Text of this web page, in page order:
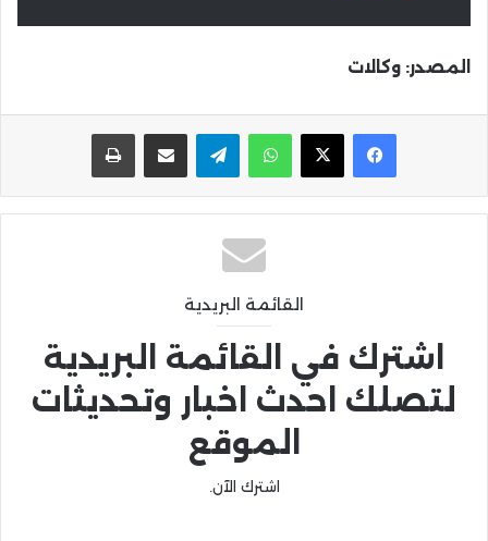
المصدر: وكالات
واتساب تيلقرام مشاركة عبر البريد
القائمة البريدية
اشترك في القائمة البريدية
لتصلك احدث اخبار وتحديثات
الموقع
اشترك الآن.